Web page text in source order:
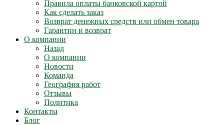
Правила оплаты банковской картой
Как сделать заказ
Возврат денежных средств или обмен товара
Гарантии и возврат
О компании
Назад
О компании
Новости
Команда
География работ
Отзывы
Политика
Контакты
Блог